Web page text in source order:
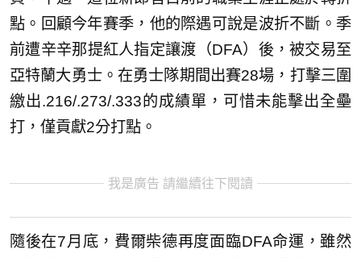
點。回顧今年賽季，他的際遇可說是波折不斷。季
前遭辛辛那提紅人指定讓渡（DFA）後，被交易至
亞特蘭大勇士。在勇士隊期間出賽28場，打擊三圍
繳出.216/.273/.333的成績單，可惜未能擊出全壘
打，僅貢獻2分打點。
我是廣告 請繼續往下閱讀
隨後在7月底，費爾柴德再度面臨DFA命運，雖然